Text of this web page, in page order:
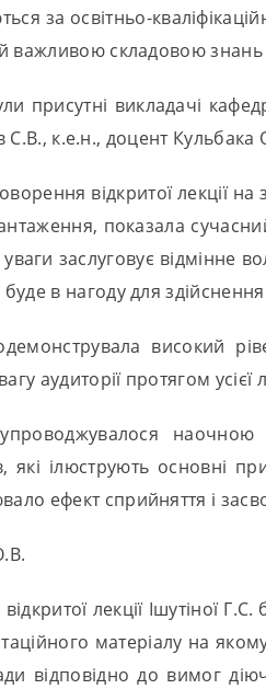
за освітньо-
важливою складовою знань
присутні викладачі
С.В., к.е.н., доцент
відкритої лекції
показала
уваги заслуговує
в нагоду для
високий
аудиторії протягом
які ілюструють основні
ефект сприйняття і
лекції Ішутіної
матеріалу на
відповідно до вимог